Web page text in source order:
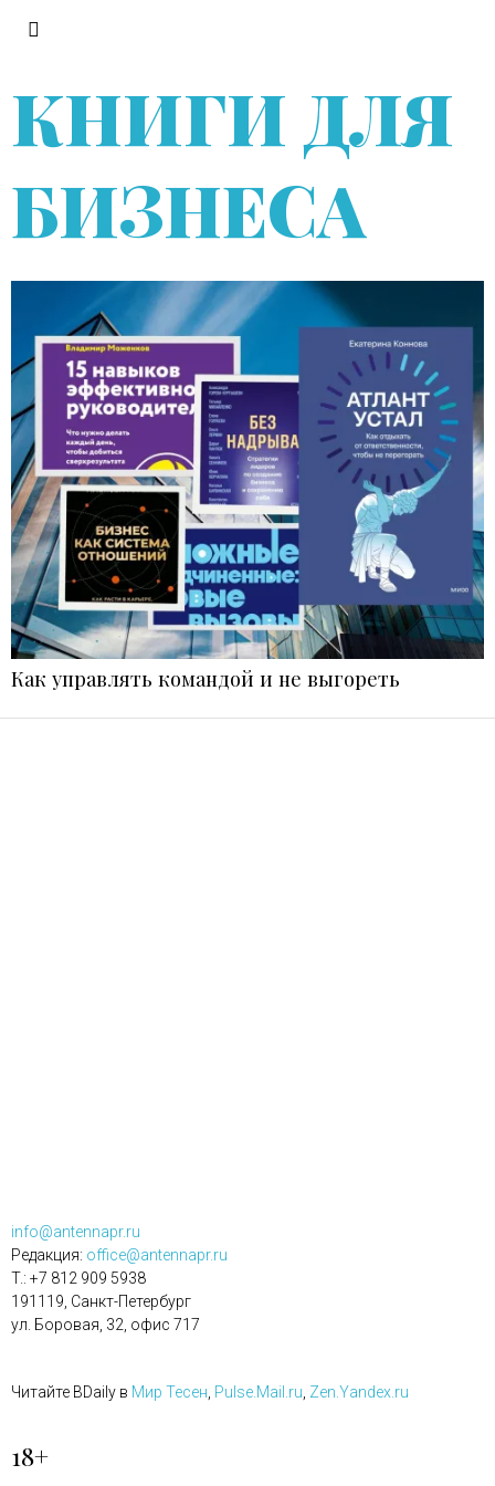
КНИГИ ДЛЯ
БИЗНЕСА
Как управлять командой и не выгореть
info@antennapr.ru
Редакция: office@antennapr.ru
T.: +7 812 909 5938
191119, Санкт-Петербург
ул. Боровая, 32, офис 717
Читайте BDaily в Мир Тесен, Pulse.Mail.ru, Zen.Yandex.ru
18+